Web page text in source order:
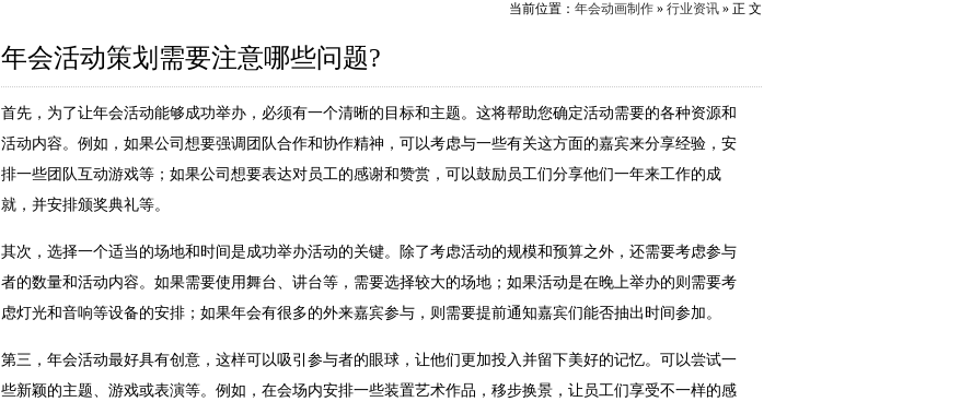
当前位置： 年会动画制作 » 行业资讯 » 正 文
年会活动策划需要注意哪些问题?
首先，为了让年会活动能够成功举办，必须有一个清晰的目标和主题。这将帮助您确定活动需要的各种资源和
活动内容。例如，如果公司想要强调团队合作和协作精神，可以考虑与一些有关这方面的嘉宾来分享经验，安
排一些团队互动游戏等；如果公司想要表达对员工的感谢和赞赏，可以鼓励员工们分享他们一年来工作的成
就，并安排颁奖典礼等。
其次，选择一个适当的场地和时间是成功举办活动的关键。除了考虑活动的规模和预算之外，还需要考虑参与
者的数量和活动内容。如果需要使用舞台、讲台等，需要选择较大的场地；如果活动是在晚上举办的则需要考
虑灯光和音响等设备的安排；如果年会有很多的外来嘉宾参与，则需要提前通知嘉宾们能否抽出时间参加。
第三，年会活动最好具有创意，这样可以吸引参与者的眼球，让他们更加投入并留下美好的记忆。可以尝试一
些新颖的主题、游戏或表演等。例如，在会场内安排一些装置艺术作品，移步换景，让员工们享受不一样的感